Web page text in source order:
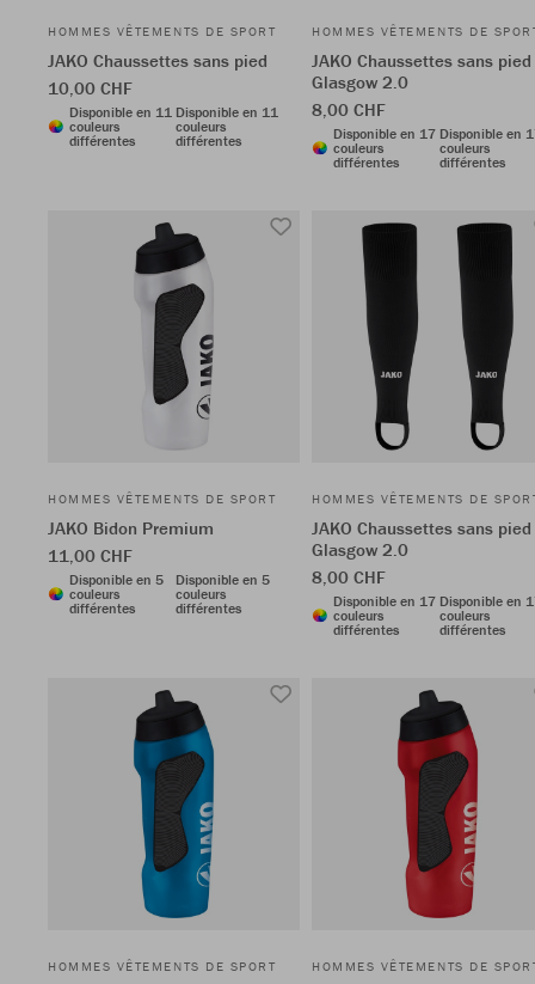
HOMMES VÊTEMENTS DE SPORT
JAKO Chaussettes sans pied
10,00 CHF
Disponible en 11
couleurs
différentes
Disponible en 11
couleurs
différentes
HOMMES VÊTEMENTS DE
JAKO Chaussettes sans pied
Glasgow 2.0
8,00 CHF
Disponible en 17
couleurs
différentes
Disponible en
couleurs
différentes
HOMMES VÊTEMENTS DE SPORT
JAKO Bidon Premium
11,00 CHF
Disponible en 5
couleurs
différentes
Disponible en 5
couleurs
différentes
HOMMES VÊTEMENTS DE
JAKO Chaussettes sans pied
Glasgow 2.0
8,00 CHF
Disponible en 17
couleurs
différentes
Disponible en
couleurs
différentes
HOMMES VÊTEMENTS DE SPORT HOMMES VÊTEMENTS DE